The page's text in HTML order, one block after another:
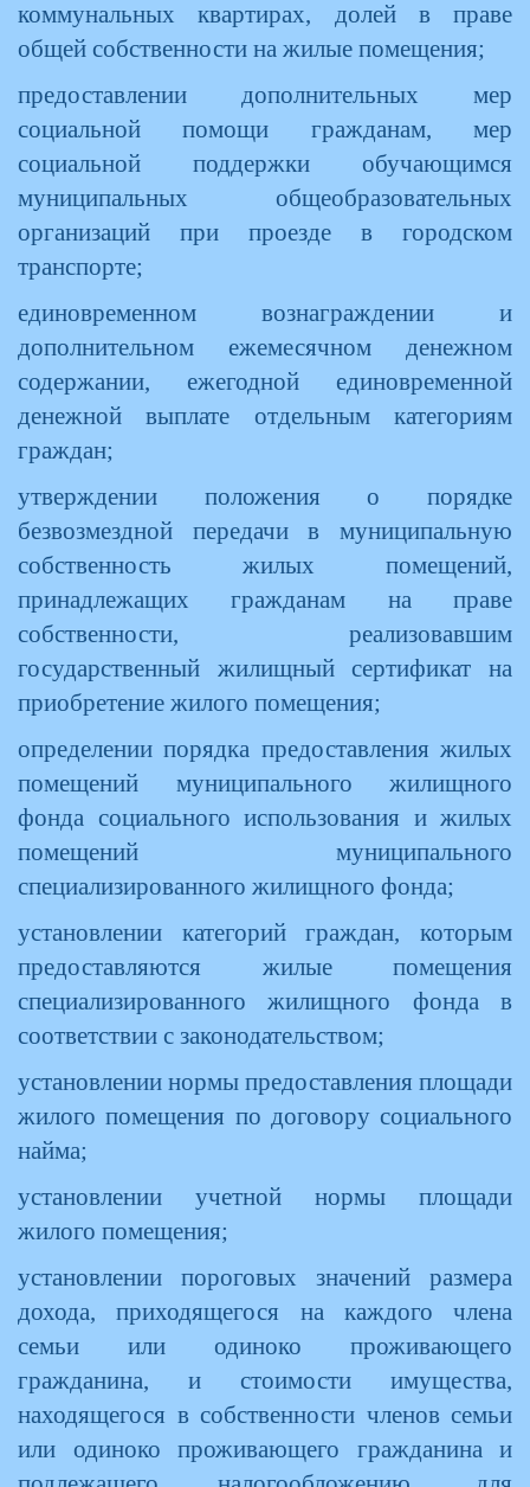
коммунальных квартирах, долей в праве
общей собственности на жилые помещения;
предоставлении дополнительных мер
социальной помощи гражданам, мер
социальной поддержки обучающимся
муниципальных общеобразовательных
организаций при проезде в городском
транспорте;
единовременном вознаграждении и
дополнительном ежемесячном денежном
содержании, ежегодной единовременной
денежной выплате отдельным категориям
граждан;
утверждении положения о порядке
безвозмездной передачи в муниципальную
собственность жилых помещений,
принадлежащих гражданам на праве
собственности, реализовавшим
государственный жилищный сертификат на
приобретение жилого помещения;
определении порядка предоставления жилых
помещений муниципального жилищного
фонда социального использования и жилых
помещений муниципального
специализированного жилищного фонда;
установлении категорий граждан, которым
предоставляются жилые помещения
специализированного жилищного фонда в
соответствии с законодательством;
установлении нормы предоставления площади
жилого помещения по договору социального
найма;
установлении учетной нормы площади
жилого помещения;
установлении пороговых значений размера
дохода, приходящегося на каждого члена
семьи или одиноко проживающего
гражданина, и стоимости имущества,
находящегося в собственности членов семьи
или одиноко проживающего гражданина и